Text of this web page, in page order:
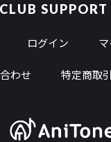
ログイン
わせ 特定商取